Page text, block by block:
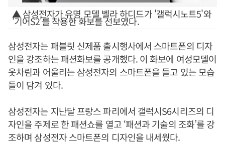
▲ 삼성전자가 유명 모델 벨라 하디드가 '갤럭시노트5'와
'기어S2'를 착용한 화보를 선보였다.
삼성전자는 패블릿 신제품 출시행사에서 스마트폰의 디자
인을 강조하는 패션화보를 공개했다. 이 화보에 여성모델이
옷차림과 어울리는 삼성전자의 스마트폰을 들고 있는 모습
들이 담겨 있다.
삼성전자는 지난달 프랑스 파리에서 갤럭시S6시리즈의 디
자인을 주제로 한 패션쇼를 열고 ‘패션과 기술의 조화’를 강
조하며 삼성전자 스마트폰의 디자인을 내세웠다.